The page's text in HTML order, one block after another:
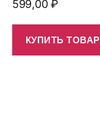
599,00₽
КУПИТЬ ТОВАР